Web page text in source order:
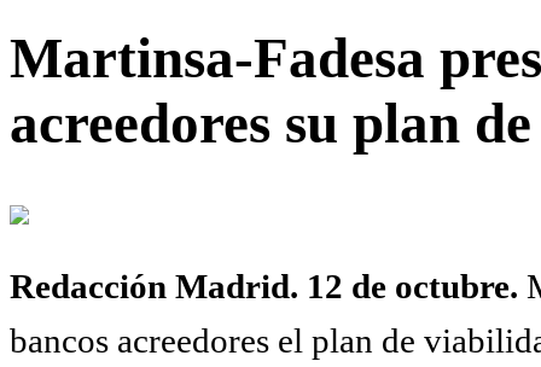
Martinsa-Fadesa
acreedores su plan
Redacción Madrid. 12 de octubre.
bancos acreedores el plan de